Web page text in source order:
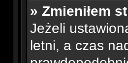
» Zmieniłem
Jeżeli
letni, a czas